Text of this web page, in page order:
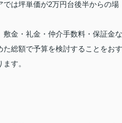
は坪単価が2万円台後半からの場
金・礼金・仲介手数料・保証金な
総額で予算を検討することをおす
す。